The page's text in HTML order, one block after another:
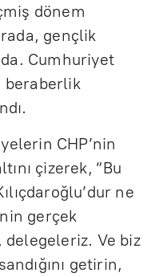
dönem
gençlik
Cumhuriyet
beraberlik
CHP’nin
çizerek, “Bu
ne
gerçek
Ve biz
getirin,